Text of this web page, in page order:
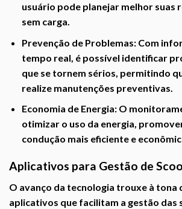
usuário pode planejar melhor suas
sem carga.
Prevenção de Problemas:Com
tempo real, é possível identificar
que se tornem sérios, permitindo
realize manutenções preventivas.
Economia de Energia:O
otimizar o uso da energia,
condução mais eficiente e
Aplicativos para Gestão de
O avanço da tecnologia trouxe à tona
aplicativos que facilitam a gestão das